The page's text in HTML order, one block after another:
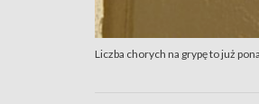
Liczba chorych na grypę to już